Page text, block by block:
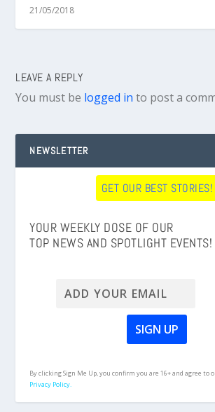
21/05/2018
LEAVE A REPLY
You must be logged in to post a
NEWSLETTER
GET OUR BEST STORIES!
YOUR WEEKLY DOSE OF OUR
TOP NEWS AND SPOTLIGHT EVENTS!
By clicking Sign Me Up, you confirm you are 16+ and agree to
Privacy Policy.